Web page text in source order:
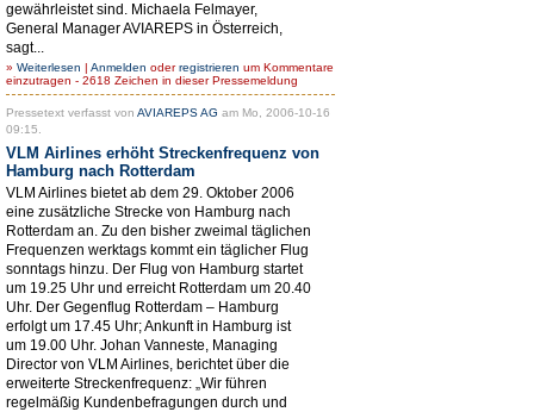
gewährleistet sind. Michaela Felmayer,
General Manager AVIAREPS in Österreich,
sagt...
» Weiterlesen | Anmelden oderregistrieren um Kommentare
einzutragen - 2618 Zeichen in dieser Pressemeldung
Pressetext verfasst von AVIAREPS AG am Mo, 2006-10-16
09:15.
VLM Airlines erhöht Streckenfrequenz von
Hamburg nach Rotterdam
VLM Airlines bietet ab dem 29. Oktober 2006
eine zusätzliche Strecke von Hamburg nach
Rotterdam an. Zu den bisher zweimal täglichen
Frequenzen werktags kommt ein täglicher Flug
sonntags hinzu. Der Flug von Hamburg startet
um 19.25 Uhr und erreicht Rotterdam um 20.40
Uhr. Der Gegenflug Rotterdam – Hamburg
erfolgt um 17.45 Uhr; Ankunft in Hamburg ist
um 19.00 Uhr. Johan Vanneste, Managing
Director von VLM Airlines, berichtet über die
erweiterte Streckenfrequenz: „Wir führen
regelmäßig Kundenbefragungen durch und